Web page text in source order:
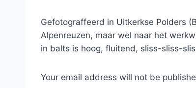
Gefotograffeerd in Uitkerkse Polders
Alpenreuzen, maar wel naar het
in balts is hoog, fluitend, sliss-sliss-
Your email address will not be